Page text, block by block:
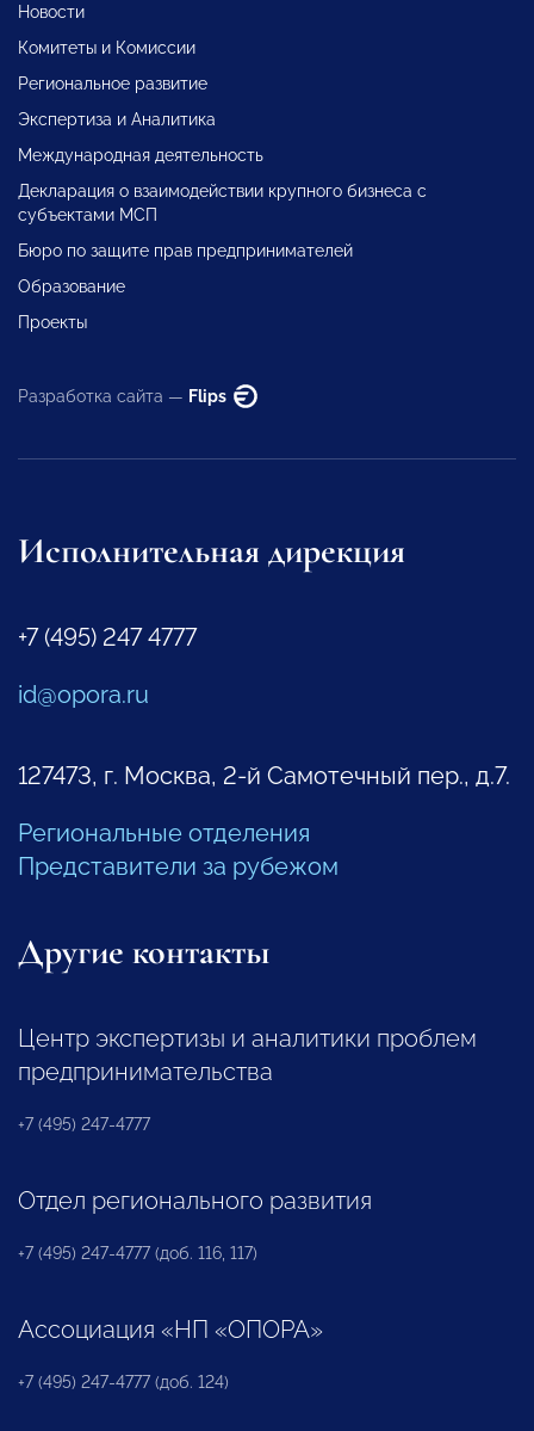
Новости
Комитеты и Комиссии
Региональное развитие
Экспертиза и Аналитика
Международная деятельность
Декларация о взаимодействии крупного бизнеса с
субъектами МСП
Бюро по защите прав предпринимателей
Образование
Проекты
Разработка сайта — Flips
Исполнительная дирекция
+7 (495) 247 4777
id@opora.ru
127473, г. Москва, 2-й Самотечный пер., д.7.
Региональные отделения
Представители за рубежом
Другие контакты
Центр экспертизы и аналитики проблем
предпринимательства
+7 (495) 247-4777
Отдел регионального развития
+7 (495) 247-4777 (доб. 116, 117)
Ассоциация «НП «ОПОРА»
+7 (495) 247-4777 (доб. 124)